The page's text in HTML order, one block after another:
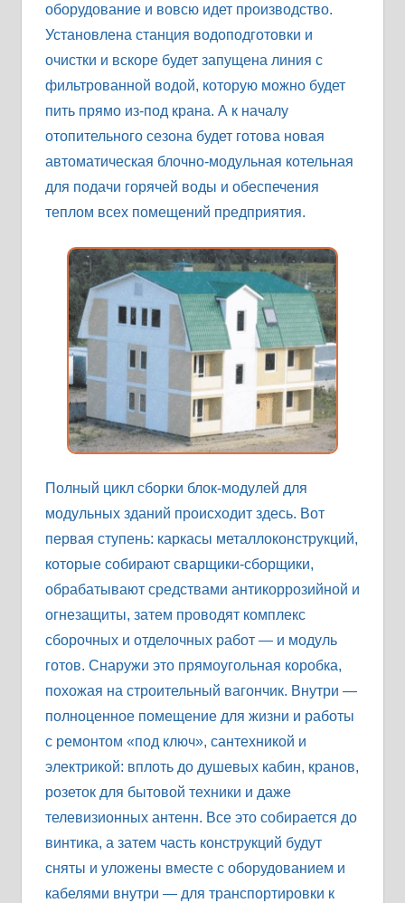
оборудование и вовсю идет производство.
Установлена станция водоподготовки и
очистки и вскоре будет запущена линия с
фильтрованной водой, которую можно будет
пить прямо из-под крана. А к началу
отопительного сезона будет готова новая
автоматическая блочно-модульная котельная
для подачи горячей воды и обеспечения
теплом всех помещений предприятия.
Полный цикл сборки блок-модулей для
модульных зданий происходит здесь. Вот
первая ступень: каркасы металлоконструкций,
которые собирают сварщики-сборщики,
обрабатывают средствами антикоррозийной и
огнезащиты, затем проводят комплекс
сборочных и отделочных работ — и модуль
готов. Снаружи это прямоугольная коробка,
похожая на строительный вагончик. Внутри —
полноценное помещение для жизни и работы
с ремонтом «под ключ», сантехникой и
электрикой: вплоть до душевых кабин, кранов,
розеток для бытовой техники и даже
телевизионных антенн. Все это собирается до
винтика, а затем часть конструкций будут
сняты и уложены вместе с оборудованием и
кабелями внутри — для транспортировки к